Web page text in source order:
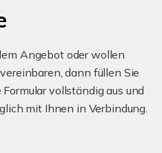
Angebot oder wollen
dann füllen Sie
vollständig aus und
mit Ihnen in Verbindung.